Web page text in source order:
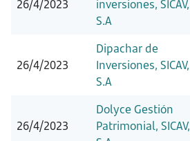
26/4/2023
inversiones, SICAV,
S.A
26/4/2023
Dipachar de
Inversiones, SICAV,
S.A
26/4/2023
Dolyce Gestión
Patrimonial, SICAV,